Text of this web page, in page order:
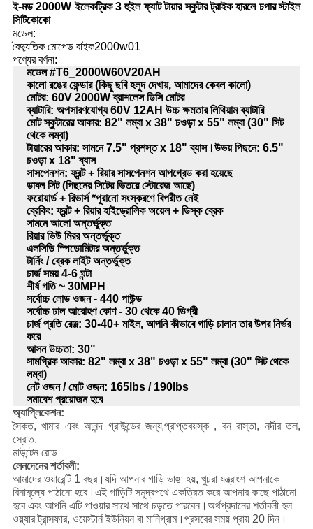
ই-মড 2000W ইলেকট্রিক 3 হুইল ফ্যাট টায়ার স্কুটার ট্রাইক হারলে চপার স্টাইল
সিটিকোকো
মডেল:
বৈদ্যুতিক মোপেড বাইক2000w01
পণ্যের বর্ণনা:
মডেল #T6_2000W60V20AH
কালো রঙের ফেন্ডার (কিছু ছবি হলুদ দেখায়, আমাদের কেবল কালো)
মোটর: 60V 2000W ব্রাশলেস ডিসি মোটর
ব্যাটারি: অপসারণযোগ্য 60V 12AH উচ্চ ক্ষমতার লিথিয়াম ব্যাটারি
মোট স্কুটারের আকার: 82" লম্বা x 38" চওড়া x 55" লম্বা (30" সিট
থেকে লম্বা)
টায়ারের আকার: সামনে 7.5" প্রশস্ত x 18" ব্যাস।উভয় পিছনে: 6.5"
চওড়া x 18" ব্যাস
সাসপেনশন: ফ্রন্ট + রিয়ার সাসপেনশন আপগ্রেড করা হয়েছে
ডাবল সিট (পিছনের সিটের ভিতরে স্টোরেজ আছে)
ফরোয়ার্ড + রিভার্স *পুরানো সংস্করণে বিপরীত নেই
ব্রেকিং: ফ্রন্ট + রিয়ার হাইড্রোলিক অয়েল + ডিস্ক ব্রেক
সামনে আলো অন্তর্ভুক্ত
রিয়ার ভিউ মিরর অন্তর্ভুক্ত
এলসিডি স্পিডোমিটার অন্তর্ভুক্ত
টার্নিং / ব্রেক লাইট অন্তর্ভুক্ত
চার্জ সময় 4-6 ঘন্টা
শীর্ষ গতি ~ 30MPH
সর্বোচ্চ লোড ওজন - 440 পাউন্ড
সর্বোচ্চ ঢাল আরোহণ কোণ - 30 থেকে 40 ডিগ্রী
চার্জ প্রতি রেঞ্জ: 30-40+ মাইল, আপনি কীভাবে গাড়ি চালান তার উপর নির্ভর
করে
আসন উচ্চতা: 30"
সামগ্রিক আকার: 82" লম্বা x 38" চওড়া x 55" লম্বা (30" সিট থেকে
লম্বা)
নেট ওজন / মোট ওজন: 165lbs / 190lbs
সমাবেশ প্রয়োজন হবে
অ্যাপ্লিকেশন:
সৈকত, খামার এবং আনন্দ গ্রাউন্ডের জন্য,প্রাপ্তবয়স্ক , বন রাস্তা, নদীর তল,
স্রোত,
মাউন্টেন রোড
লেনদেনের শর্তাবলী:
আমাদের ওয়ারেন্টি 1 বছর।যদি আপনার গাড়ি ভাঙা হয়, খুচরা যন্ত্রাংশ আপনাকে
বিনামূল্যে পাঠানো হবে।এই গাড়িটি সমুদ্রপথে একত্রিত করে আপনার কাছে পাঠানো
হবে এবং আপনি এটি পাওয়ার সাথে সাথে চড়তে পারবেন।অর্থপ্রদানের শর্তাবলী হল
ওয়্যার ট্রান্সফার, ওয়েস্টার্ন ইউনিয়ন বা মানিগ্রাম।প্রসবের সময় প্রায় 20 দিন।